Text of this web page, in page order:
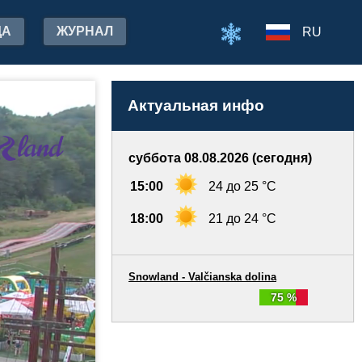
ЖУРНАЛ RU
Актуальная инфо
суббота 08.08.2026 (сегодня)
15:00 24 до 25 °C
18:00 21 до 24 °C
75 %
Snowland - Valčianska dolina